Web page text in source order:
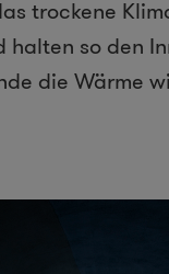
trockene
so den
die Wärme